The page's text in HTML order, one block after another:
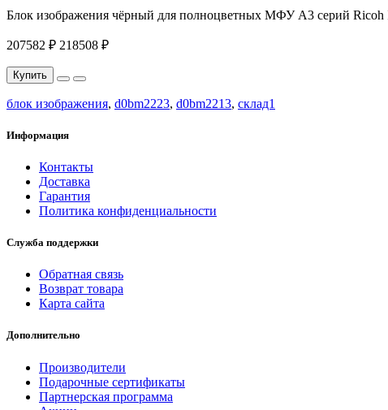
Блок изображения чёрный для полноцветных МФУ A3 серий
207582 ₽ 218508 ₽
Купить
блок изображения, d0bm2223, d0bm2213, склад1
Информация
Контакты
Доставка
Гарантия
Политика конфиденциальности
Служба поддержки
Обратная связь
Возврат товара
Карта сайта
Дополнительно
Производители
Подарочные сертификаты
Партнерская программа